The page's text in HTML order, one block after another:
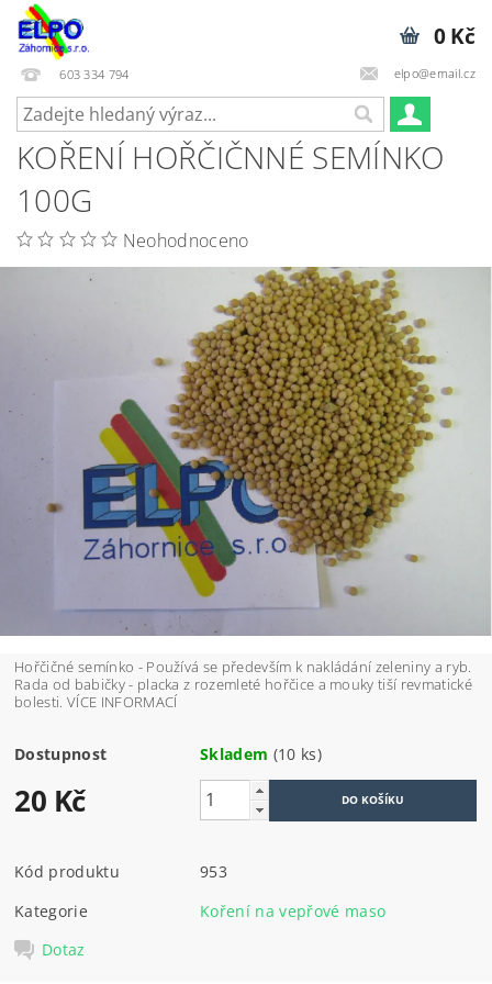
603 334 794 elpo@email.cz
0 Kč
KOŘENÍ HOŘČIČNNÉ SEMÍNKO
100G
Neohodnoceno
Hořčičné semínko - Používá se především k nakládání zeleniny a ryb.
Rada od babičky - placka z rozemleté hořčice a mouky tiší revmatické
bolesti. VÍCE INFORMACÍ
Dostupnost Skladem (10 ks)
20 Kč
Kód produktu
953
Kategorie
Koření na vepřové maso
Dotaz